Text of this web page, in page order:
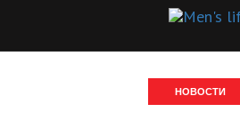
НОВОСТИ